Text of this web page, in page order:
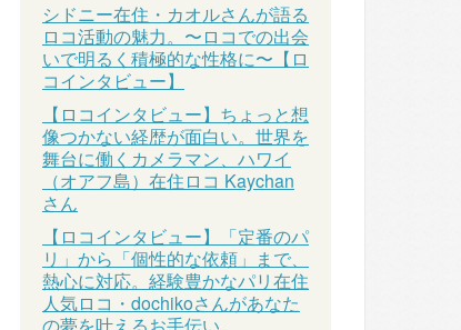
シドニー在住・カオルさんが語る
ロコ活動の魅力。〜ロコでの出会
いで明るく積極的な性格に〜【ロ
コインタビュー】
【ロコインタビュー】ちょっと想
像つかない経歴が面白い。世界を
舞台に働くカメラマン、ハワイ
（オアフ島）在住ロコ Kaychan
さん
【ロコインタビュー】「定番のパ
リ」から「個性的な依頼」まで、
熱心に対応。経験豊かなパリ在住
人気ロコ・dochikoさんがあなた